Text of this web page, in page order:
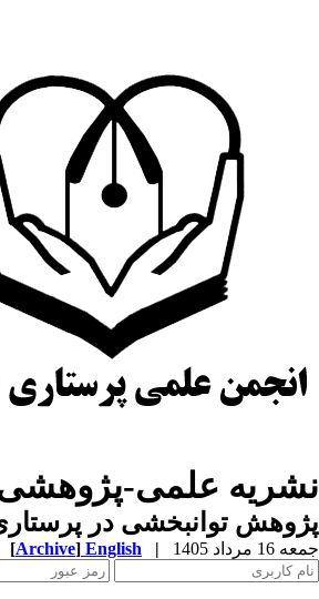
علمی-پژوهشی
توانبخشی در پرستاری
مرداد 1405 |
English
[Archive]